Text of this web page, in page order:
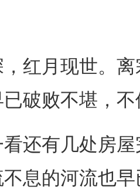
月现世。离
破败不堪，
有几处房屋
息的河流也